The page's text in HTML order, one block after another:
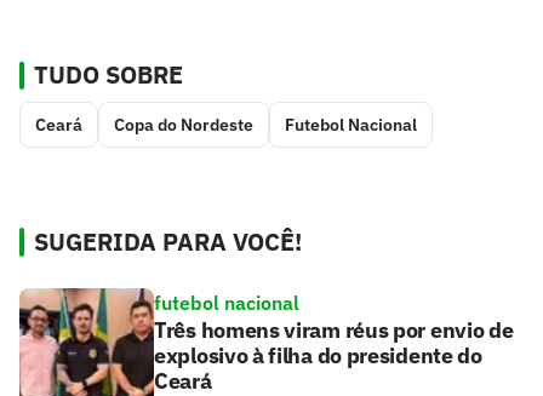
TUDO SOBRE
Ceará Copa do Nordeste Futebol Nacional
SUGERIDA PARA VOCÊ!
futebol nacional
Três homens viram réus por envio de
explosivo à filha do presidente do
Ceará